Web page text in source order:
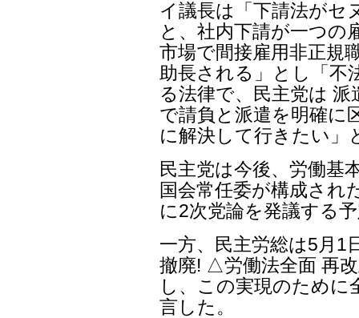
イ議長は「下請法がセ
と、社内下請が一つの
市場で間接雇用非正規
助長される」とし「不
る法律で、民主党は
で請負と派遣を明確に
に解決して行きたい」
民主党は今後、労働基
国会常任委が構成され
に2次党論を発議する
一方、民主労総は5月
撤廃! △労働法全面 再
し、この実現のため
言した。